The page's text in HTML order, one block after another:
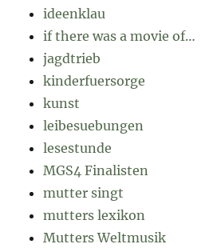
ideenklau
if there was a movie of…
jagdtrieb
kinderfuersorge
kunst
leibesuebungen
lesestunde
MGS4 Finalisten
mutter singt
mutters lexikon
Mutters Weltmusik